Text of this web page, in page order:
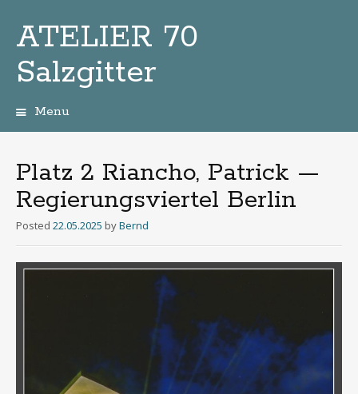
ATELIER 70
Salzgitter
Menu
Platz 2 Riancho, Patrick —
Regierungsviertel Berlin
Posted 22.05.2025 byBernd